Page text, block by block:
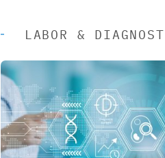
LABOR &